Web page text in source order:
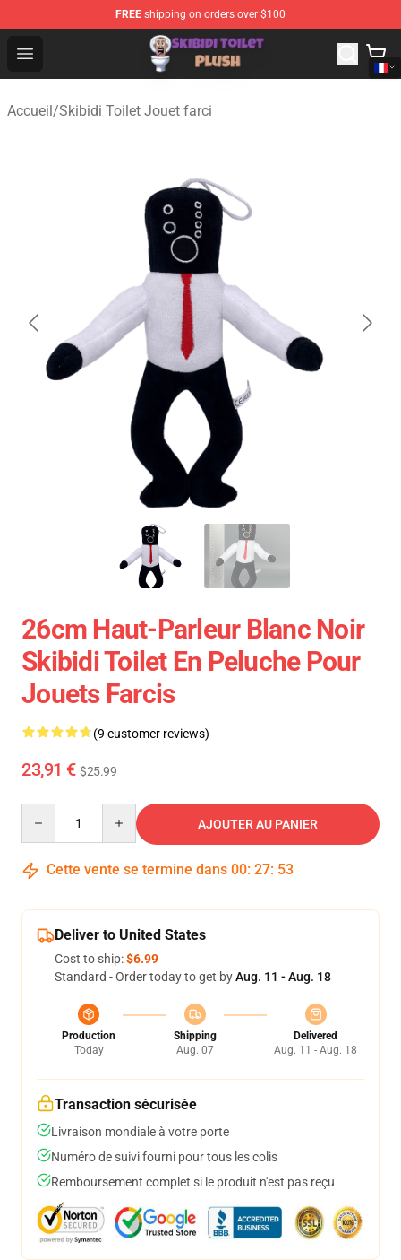
FREE shipping on orders over $100
Open menu
Skibidi Toilet Plush Shop - Official Skibidi Toilet Plush
Accueil/Skibidi Toilet Jouet farci
26cm Haut-Parleur Blanc Noir
Skibidi Toilet En Peluche Pour
Jouets Farcis
(9 customer reviews)
23,91 € $25.99
AJOUTER AU PANIER
Cette vente se termine dans 00: 27: 52
Deliver to United States
Cost to ship:$6.99
Standard - Order today to get byAug. 11 - Aug. 18
Production
Today
Shipping
Aug. 07
Delivered
Aug. 11 - Aug. 18
Transaction sécurisée
Livraison mondiale à votre porte
Numéro de suivi fourni pour tous les colis
Remboursement complet si le produit n'est pas reçu